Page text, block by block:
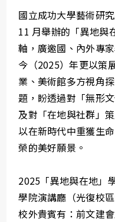
國立成功大學藝術研
11 月舉辦的「異地與
軸，廣邀國、內外專
今（2025）年更以策
業、美術館多方視角
題，盼透過對「無形
及對「在地與社群」
以在新時代中重獲生
榮的美好願景。
2025「異地與在地」
學院演講廳（光復校
校外貴賓有：前文建